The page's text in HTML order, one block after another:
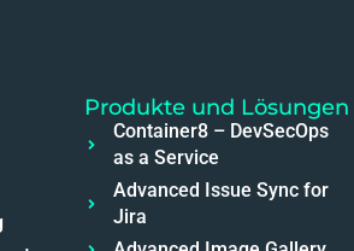
Produkte und Lösungen
Container8 – DevSecOps
as a Service
Advanced Issue Sync for
Jira